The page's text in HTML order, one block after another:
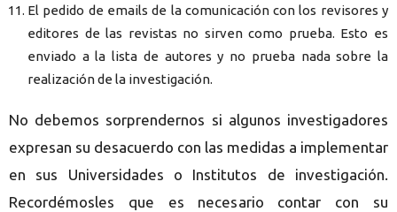
El pedido de emails de la comunicación con los revisores y
editores de las revistas no sirven como prueba. Esto es
enviado a la lista de autores y no prueba nada sobre la
realización de la investigación.
No debemos sorprendernos si algunos investigadores
expresan su desacuerdo con las medidas a implementar
en sus Universidades o Institutos de investigación.
Recordémosles que es necesario contar con su